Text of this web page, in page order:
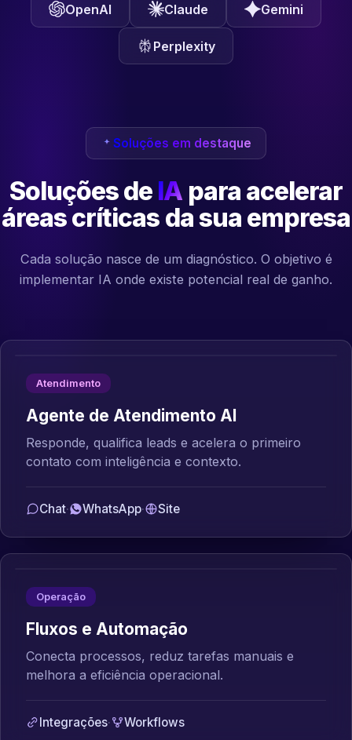
OpenAI Claude Gemini
Perplexity
Soluções em destaque
Soluções de IA para acelerar
áreas críticas da sua empresa
Cada solução nasce de um diagnóstico. O objetivo é
implementar IA onde existe potencial real de ganho.
Atendimento
Agente de Atendimento AI
Responde, qualifica leads e acelera o primeiro
contato com inteligência e contexto.
Chat· WhatsApp· Site
Operação
Fluxos e Automação
Conecta processos, reduz tarefas manuais e
melhora a eficiência operacional.
Integrações· Workflows